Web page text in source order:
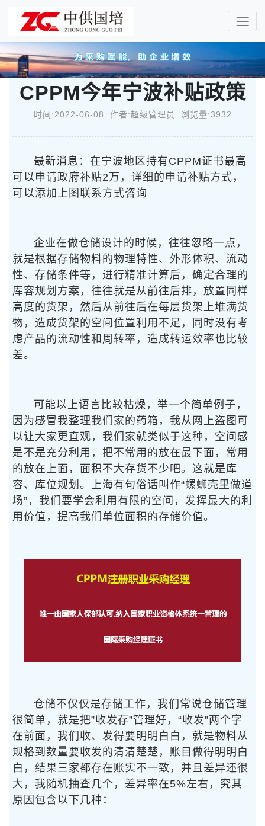
CPPM今年宁波补贴政策
时间:2022-06-08 作者:超级管理员 浏览量:3932
最新消息：在宁波地区持有CPPM证书最高
可以申请政府补贴2万，详细的申请补贴方式，
可以添加上图联系方式咨询
企业在做仓储设计的时候，往往忽略一点，
就是根据存储物料的物理特性、外形体积、流动
性、存储条件等，进行精准计算后，确定合理的
库容规划方案，往往就是从前往后排，放置同样
高度的货架，然后从前往后在每层货架上堆满货
物，造成货架的空间位置利用不足，同时没有考
虑产品的流动性和周转率，造成转运效率也比较
差。
可能以上语言比较枯燥，举一个简单例子，
因为感冒我整理我们家的药箱，我从网上盗图可
以让大家更直观，我们家就类似于这种，空间感
是不是充分利用，把不常用的放在最下面，常用
的放在上面，面积不大存货不少吧。这就是库
容、库位规划。上海有句俗话叫作“螺蛳壳里做道
场”，我们要学会利用有限的空间，发挥最大的利
用价值，提高我们单位面积的存储价值。
仓储不仅仅是存储工作，我们常说仓储管理
很简单，就是把”收发存”管理好，“收发”两个字
在前面，我们收、发得要明明白白，就是物料从
规格到数量要收发的清清楚楚，账目做得明明白
白，结果三家都存在账实不一致，并且差异还很
大，我随机抽查几个，差异率在5%左右，究其
原因包含以下几种：